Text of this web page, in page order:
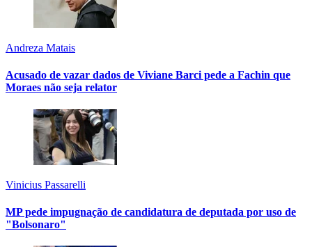
Andreza Matais
Acusado de vazar dados de Viviane Barci pede a Fachin que
Moraes não seja relator
Vinicius Passarelli
MP pede impugnação de candidatura de deputada por uso de
"Bolsonaro"